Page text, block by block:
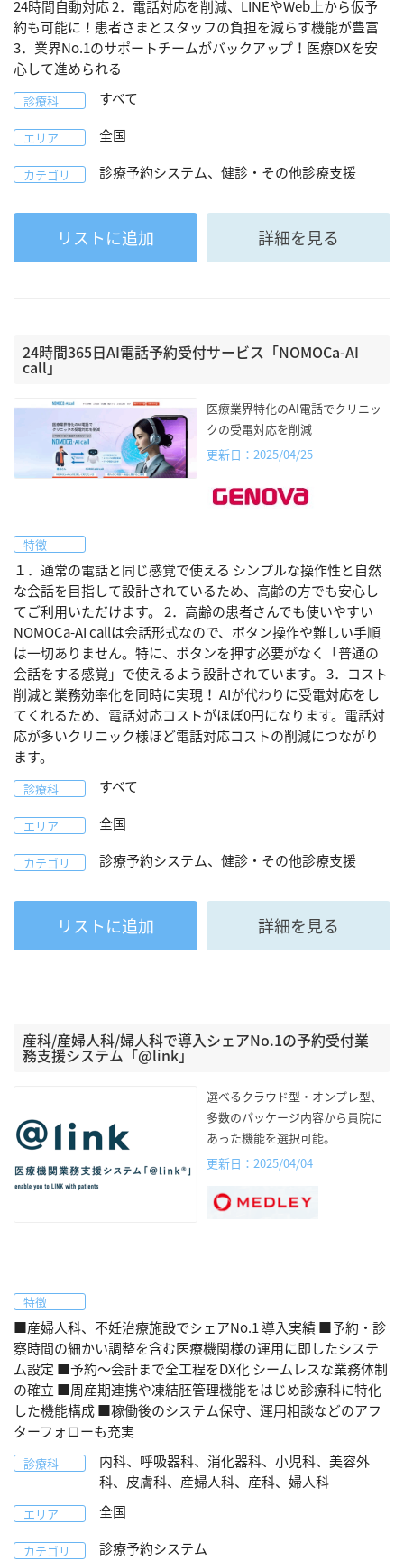
24時間自動対応 2．電話対応を削減、LINEやWeb上から仮予
約も可能に！患者さまとスタッフの負担を減らす機能が豊富
3．業界No.1のサポートチームがバックアップ！医療DXを安
心して進められる
診療科 すべて
エリア 全国
カテゴリ 診療予約システム、健診・その他診療支援
リストに追加 詳細を見る
24時間365日AI電話予約受付サービス「NOMOCa-AI
call」
医療業界特化のAI電話でクリニッ
クの受電対応を削減
更新日：2025/04/25
特徴
１．通常の電話と同じ感覚で使える シンプルな操作性と自然
な会話を目指して設計されているため、高齢の方でも安心し
てご利用いただけます。 2．高齢の患者さんでも使いやすい
NOMOCa-AI callは会話形式なので、ボタン操作や難しい手順
は一切ありません。特に、ボタンを押す必要がなく「普通の
会話をする感覚」で使えるよう設計されています。 3．コスト
削減と業務効率化を同時に実現！ AIが代わりに受電対応をし
てくれるため、電話対応コストがほぼ0円になります。電話対
応が多いクリニック様ほど電話対応コストの削減につながり
ます。
診療科 すべて
エリア 全国
カテゴリ 診療予約システム、健診・その他診療支援
リストに追加 詳細を見る
産科/産婦人科/婦人科で導入シェアNo.1の予約受付業
務支援システム「@link」
選べるクラウド型・オンプレ型、
多数のパッケージ内容から貴院に
あった機能を選択可能。
更新日：2025/04/04
特徴
■産婦人科、不妊治療施設でシェアNo.1 導入実績 ■予約・診
察時間の細かい調整を含む医療機関様の運用に即したシステ
ム設定 ■予約～会計まで全工程をDX化 シームレスな業務体制
の確立 ■周産期連携や凍結胚管理機能をはじめ診療科に特化
した機能構成 ■稼働後のシステム保守、運用相談などのアフ
ターフォローも充実
診療科
内科、呼吸器科、消化器科、小児科、美容外
科、皮膚科、産婦人科、産科、婦人科
エリア 全国
カテゴリ 診療予約システム